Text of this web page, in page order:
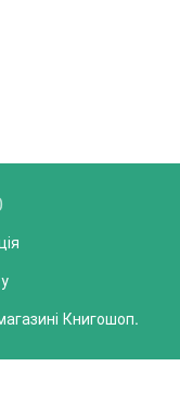
Книгошоп.